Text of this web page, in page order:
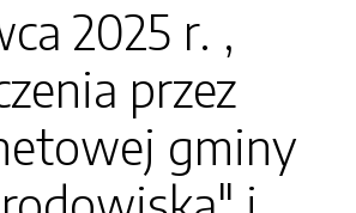
2025 r. ,
przez
gminy